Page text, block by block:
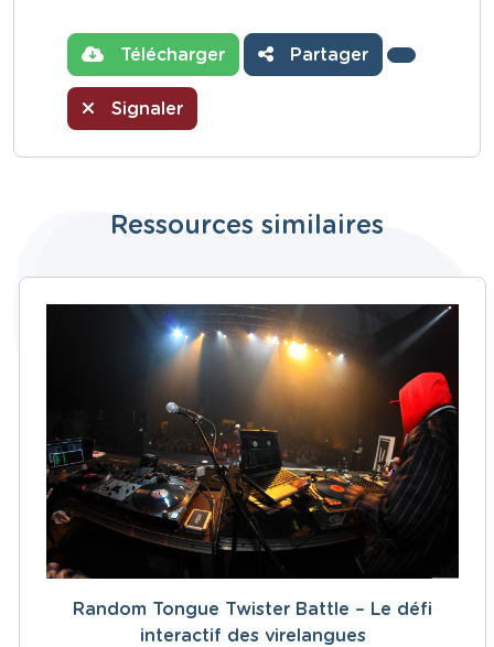
Télécharger Partager
Signaler
Ressources similaires
Random Tongue Twister Battle – Le défi
interactif des virelangues